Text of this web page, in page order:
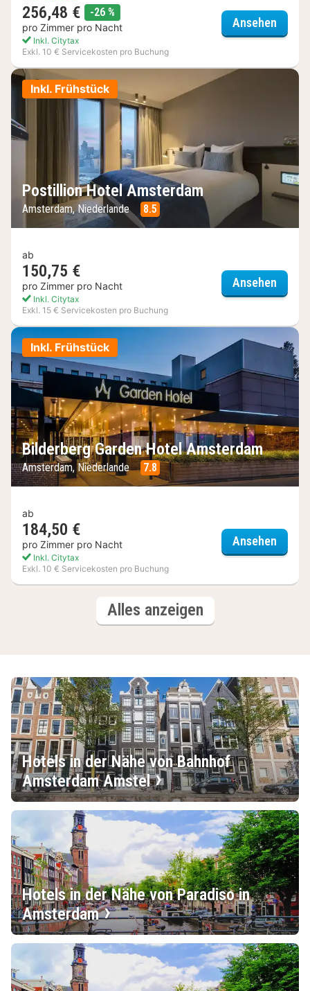
256,48 € -26 %
pro Zimmer pro Nacht
Inkl. Citytax
Exkl. 10 € Servicekosten pro Buchung
Ansehen
Inkl. Frühstück
Postillion Hotel Amsterdam
Amsterdam, Niederlande 8.5
ab
150,75 €
pro Zimmer pro Nacht
Inkl. Citytax
Exkl. 15 € Servicekosten pro Buchung
Ansehen
Inkl. Frühstück
Bilderberg Garden Hotel Amsterdam
Amsterdam, Niederlande 7.8
ab
184,50 €
pro Zimmer pro Nacht
Inkl. Citytax
Exkl. 10 € Servicekosten pro Buchung
Ansehen
Alles anzeigenHotels
Hotels in der Nähe von Bahnhof
Amsterdam Amstel
Hotels in der Nähe von Paradiso in
Amsterdam